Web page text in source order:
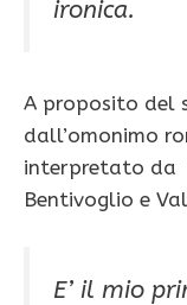
ironica.
A proposito del
dall’omonimo
interpretato da
Bentivoglio e
E’ il mio